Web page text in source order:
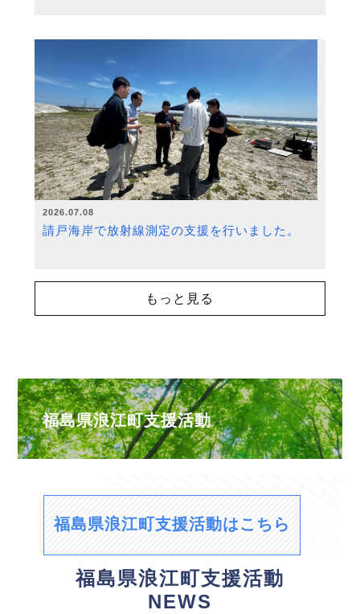
2026.07.08
請戸海岸で放射線測定の支援を行いました。
もっと見る
福島県浪江町支援活動
福島県浪江町支援活動はこちら
福島県浪江町支援活動
NEWS